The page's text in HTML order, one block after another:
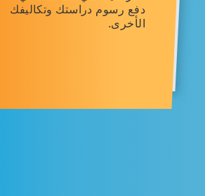
دفع رسوم دراستك وتكاليفك
الأخرى.